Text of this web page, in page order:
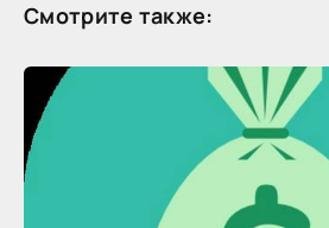
Смотрите также: